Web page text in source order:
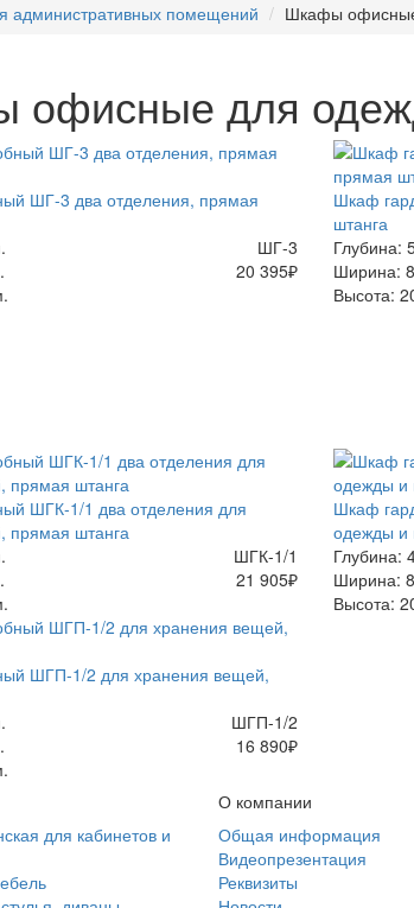
административных помещений
Шкафы
офисные для
ШГ-3 два отделения, прямая
ШГ-3
20 395₽
Шкаф
штанга
Глубина:
Ширина:
Высота:
ШГК-1/1 два отделения для
прямая штанга
ШГК-1/1
21 905₽
Шкаф
одежды и
Глубина:
Ширина:
Высота:
ШГП-1/2 для хранения вещей,
ШГП-1/2
16 890₽
для кабинетов и
О компании
Общая информация
Видеопрезентация
Реквизиты